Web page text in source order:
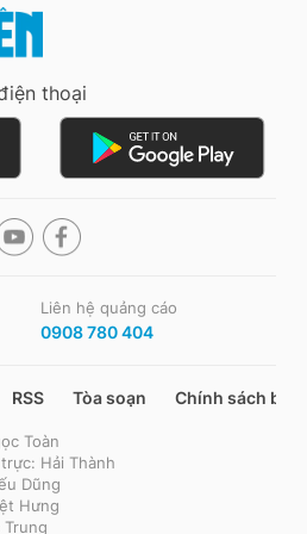
thoại
Liên hệ quảng cáo
0908 780 404
RSS Tòa soạn Chính sách bảo
Toàn
Hải Thành
Dũng
Hưng